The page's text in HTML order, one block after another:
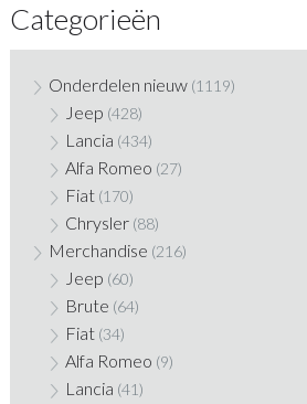
Categorieën
Onderdelen nieuw (1119)
Jeep (428)
Lancia (434)
Alfa Romeo (27)
Fiat (170)
Chrysler (88)
Merchandise (216)
Jeep (60)
Brute (64)
Fiat (34)
Alfa Romeo (9)
Lancia (41)